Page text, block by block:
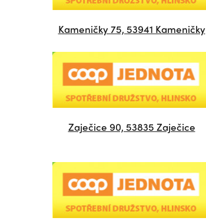
Kameničky 75, 53941 Kameničky
Zaječice 90, 53835 Zaječice